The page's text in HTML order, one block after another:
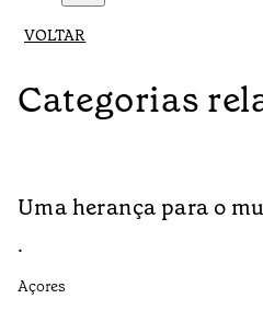
VOLTAR
Categorias
Uma herança para o
•
Açores